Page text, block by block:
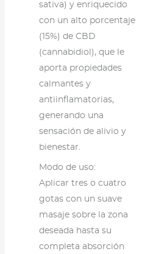
sativa) y enriquecido
con un alto porcentaje
(15%) de CBD
(cannabidiol), que le
aporta propiedades
calmantes y
antiinflamatorias,
generando una
sensación de alivio y
bienestar.
Modo de uso:
Aplicar tres o cuatro
gotas con un suave
masaje sobre la zona
deseada hasta su
completa absorción